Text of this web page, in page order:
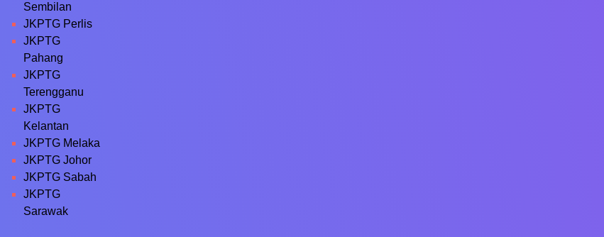
Sembilan
JKPTG Perlis
JKPTG
Pahang
JKPTG
Terengganu
JKPTG
Kelantan
JKPTG Melaka
JKPTG Johor
JKPTG Sabah
JKPTG
Sarawak